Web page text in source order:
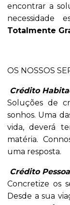
encontrar a
necessidade
Totalmente
OS NOSSOS
Crédito
Soluções de
sonhos. Uma
vida, deverá
matéria.
uma resposta.
Crédito
Concretize os
Desde a sua